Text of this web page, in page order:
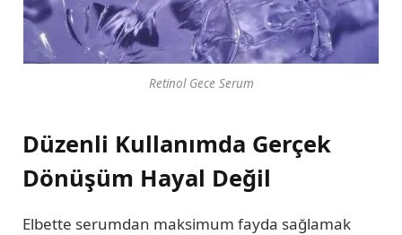
Retinol Gece Serum
Düzenli Kullanımda Gerçek
Dönüşüm Hayal Değil
Elbette serumdan maksimum fayda sağlamak